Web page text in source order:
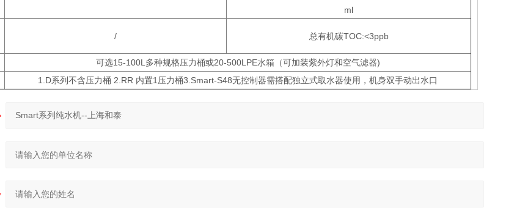
ml
/ 总有机碳TOC:<3ppb
可选15-100L多种规格压力桶或20-500LPE水箱（可加装紫外灯和空气滤器)
1.D系列不含压力桶 2.RR 内置1压力桶3.Smart-S48无控制器需搭配独立式取水器使用，机身双手动出水口